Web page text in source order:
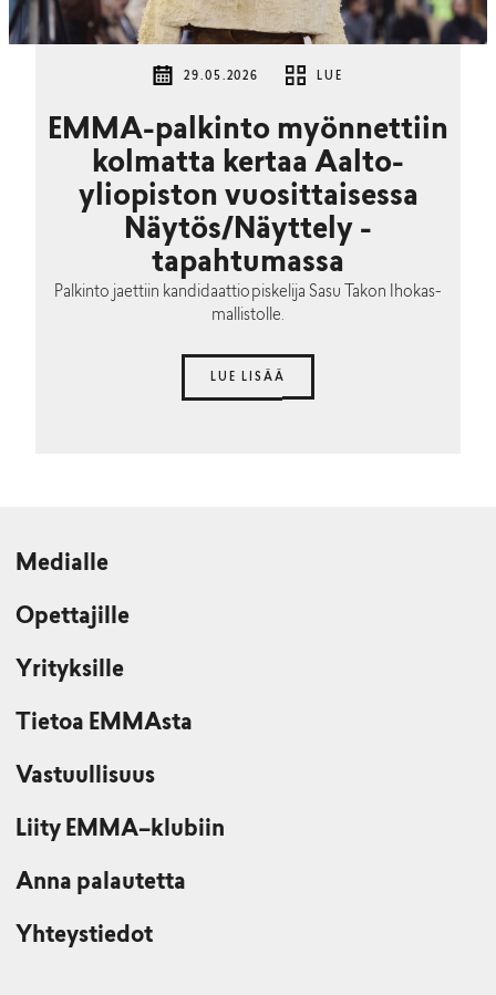
29.05.2026 LUE
EMMA-palkinto myönnettiin
kolmatta kertaa Aalto-
yliopiston vuosittaisessa
Näytös/Näyttely -
tapahtumassa
Palkinto jaettiin kandidaattiopiskelija Sasu Takon Ihokas-
mallistolle.
LUE LISÄÄ
Medialle
Opettajille
Yrityksille
Tietoa EMMAsta
Vastuullisuus
Liity EMMA–klubiin
Anna palautetta
Yhteystiedot